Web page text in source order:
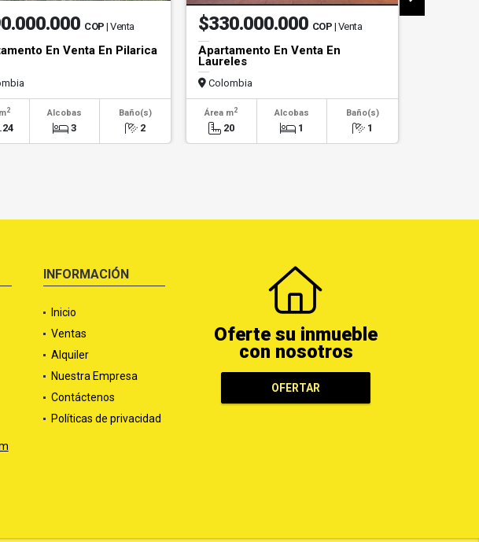
COP | Venta
En Venta En Pilarica
2 Alcobas
3
Baño(s)
2
$330.000.000 COP | Venta
Apartamento En Venta En
Laureles
Colombia
Área m2
20
Alcobas
1
Baño(s)
1
INFORMACIÓN
Inicio
Ventas
Alquiler
Nuestra Empresa
Contáctenos
Políticas de privacidad
Oferte su inmueble
con nosotros
OFERTAR